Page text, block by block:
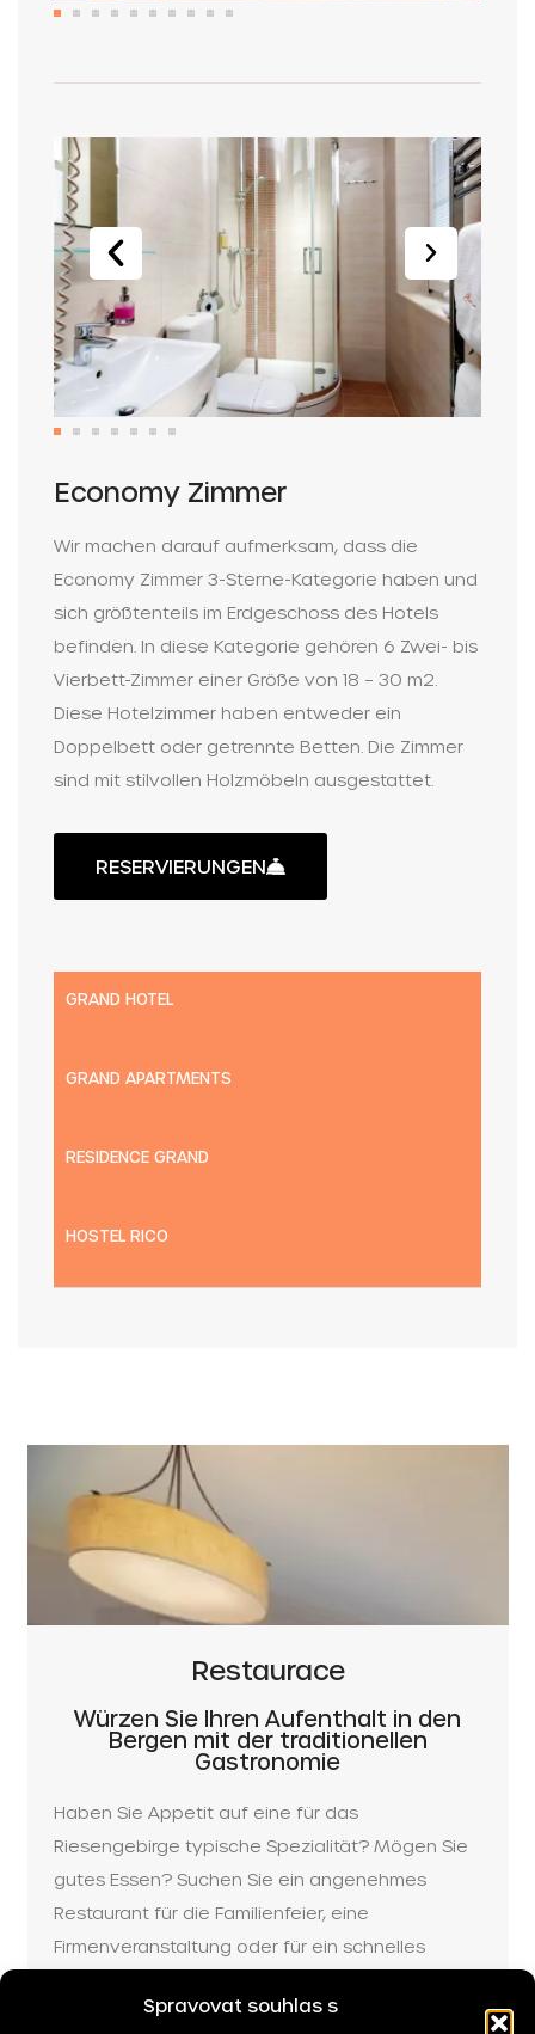
Spravovat souhlas s
Economy Zimmer
Wir machen darauf aufmerksam, dass die
Economy Zimmer 3-Sterne-Kategorie haben und
sich größtenteils im Erdgeschoss des Hotels
befinden. In diese Kategorie gehören 6 Zwei- bis
Vierbett-Zimmer einer Größe von 18 – 30 m2.
Diese Hotelzimmer haben entweder ein
Doppelbett oder getrennte Betten. Die Zimmer
sind mit stilvollen Holzmöbeln ausgestattet.
RESERVIERUNGEN
GRAND HOTEL
GRAND APARTMENTS
RESIDENCE GRAND
HOSTEL RICO
Restaurace
Würzen Sie Ihren Aufenthalt in den
Bergen mit der traditionellen
Gastronomie
Haben Sie Appetit auf eine für das
Riesengebirge typische Spezialität? Mögen Sie
gutes Essen? Suchen Sie ein angenehmes
Restaurant für die Familienfeier, eine
Firmenveranstaltung oder für ein schnelles
Kehren Sie in einem der berühmten Restaurants